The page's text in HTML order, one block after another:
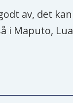
av, det
i Maputo,